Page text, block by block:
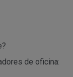
de oficina: